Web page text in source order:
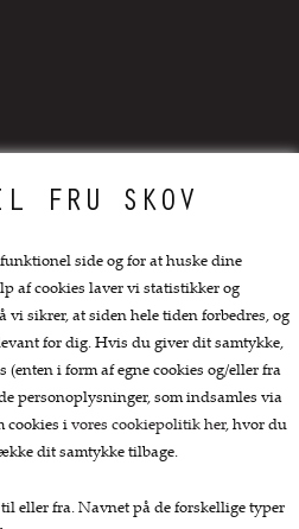
FRU SKOV
side og for at huske dine
af cookies laver vi statistikker og
vi sikrer, at siden hele tiden forbedres, og
for dig. Hvis du giver dit samtykke,
i form af egne cookies og/eller fra
personoplysninger, som indsamles via
cookies i vores cookiepolitik her, hvor du
dit samtykke tilbage.
eller fra. Navnet på de forskellige typer